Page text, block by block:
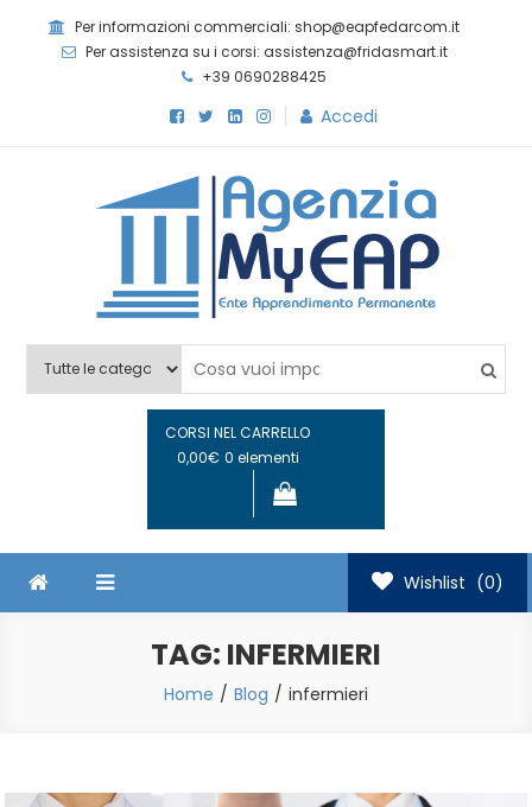
Per informazioni commerciali: shop@eapfedarcom.it
Per assistenza su i corsi: assistenza@fridasmart.it
+39 0690288425
Accedi
Agenzia MyEAP
CORSI NEL CARRELLO
0,00€ 0 elementi
Wishlist (0)
TAG: INFERMIERI
Home Blog infermieri